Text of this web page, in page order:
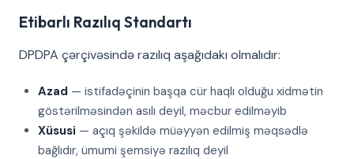
Etibarlı Razılıq Standartı
DPDPA çərçivəsində razılıq aşağıdakı olmalıdır:
Azad — istifadəçinin başqa cür haqlı olduğu xidmətin
göstərilməsindən asılı deyil, məcbur edilməyib
Xüsusi — açıq şəkildə müəyyən edilmiş məqsədlə
bağlıdır, ümumi şemsiyə razılıq deyil